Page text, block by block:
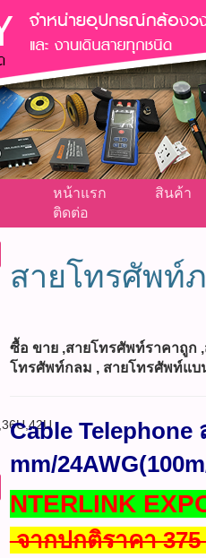
หน้าแรก สินค้า
ติดต่อ
สายโทรศัพท์
ซื้อ ขาย ,สายโทรศัพท์ราคาถูก
โทรศัพท์กลม , สายโทรศัพท์แบ
Cable
mm/
NTERLINK
จากปกติราคา